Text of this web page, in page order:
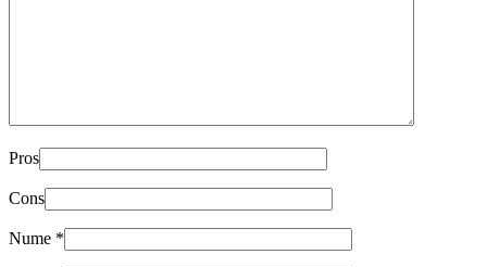
Pros
Cons
Nume *